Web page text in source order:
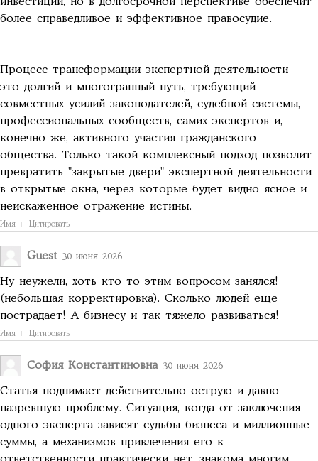
более справедливое и эффективное правосудие.
Процесс трансформации экспертной деятельности –
это долгий и многогранный путь, требующий
совместных усилий законодателей, судебной системы,
профессиональных сообществ, самих экспертов и,
конечно же, активного участия гражданского
общества. Только такой комплексный подход позволит
превратить "закрытые двери" экспертной деятельности
в открытые окна, через которые будет видно ясное и
неискаженное отражение истины.
Имя Цитировать
Guest 30 июня 2026
Ну неужели, хоть кто то этим вопросом занялся!
(небольшая корректировка). Сколько людей еще
пострадает! А бизнесу и так тяжело развиваться!
Имя Цитировать
София Константиновна 30 июня 2026
Статья поднимает действительно острую и давно
назревшую проблему. Ситуация, когда от заключения
одного эксперта зависят судьбы бизнеса и миллионные
суммы, а механизмов привлечения его к